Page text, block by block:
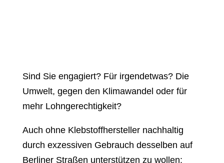
Sind Sie engagiert? Für irgendetwas? Die
Umwelt, gegen den Klimawandel oder für
mehr Lohngerechtigkeit?
Auch ohne Klebstoffhersteller nachhaltig
durch exzessiven Gebrauch desselben auf
Berliner Straßen unterstützen zu wollen: